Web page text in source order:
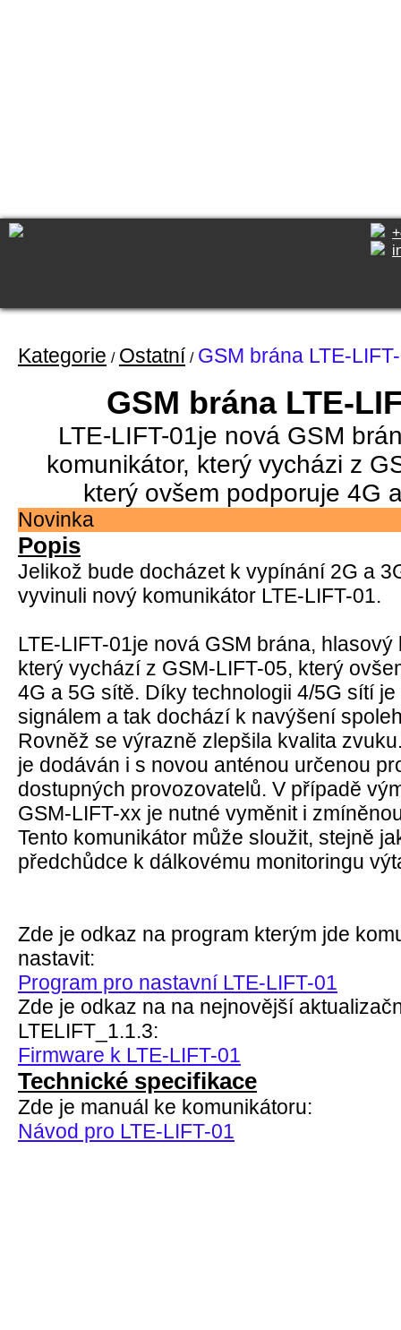
Kategorie / Ostatní / GSM brána LTE-
GSM brána LTE-
LTE-LIFT-01je nová GSM
komunikátor, který vycházi z
který ovšem podporuje 4G
Novinka
Popis
Jelikož bude docházet k vypínání 2G a
vyvinuli nový komunikátor LTE-LIFT-01.
LTE-LIFT-01je nová GSM brána, hlasový
který vychází z GSM-LIFT-05, který
4G a 5G sítě. Díky technologii 4/5G sítí
signálem a tak dochází k navýšení
Rovněž se výrazně zlepšila kvalita
je dodáván i s novou anténou určenou
dostupných provozovatelů. V případě
GSM-LIFT-xx je nutné vyměnit i
Tento komunikátor může sloužit, stejně
předchůdce k dálkovému monitoringu
Zde je odkaz na program kterým jde
nastavit:
Program pro nastavní LTE-LIFT-01
Zde je odkaz na na nejnovější
LTELIFT_1.1.3:
Firmware k LTE-LIFT-01
Technické specifikace
Zde je manuál ke komunikátoru:
Návod pro LTE-LIFT-01